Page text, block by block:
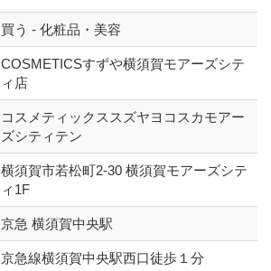
買う - 化粧品・美容
COSMETICSすずや横須賀モアーズシテ
ィ店
コスメティックススズヤヨコスカモアー
ズシティテン
横須賀市若松町2-30 横須賀モアーズシテ
ィ1F
京急 横須賀中央駅
京急線横須賀中央駅西口徒歩１分